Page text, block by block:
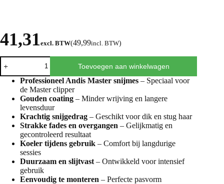
41,31excl. BTW(49,99incl. BTW)
Toevoegen aan winkelwagen
Professioneel Andis Master snijmes – Speciaal voor
de Master clipper
Gouden coating – Minder wrijving en langere
levensduur
Krachtig snijgedrag – Geschikt voor dik en stug haar
Strakke fades en overgangen – Gelijkmatig en
gecontroleerd resultaat
Koeler tijdens gebruik – Comfort bij langdurige
sessies
Duurzaam en slijtvast – Ontwikkeld voor intensief
gebruik
Eenvoudig te monteren – Perfecte pasvorm